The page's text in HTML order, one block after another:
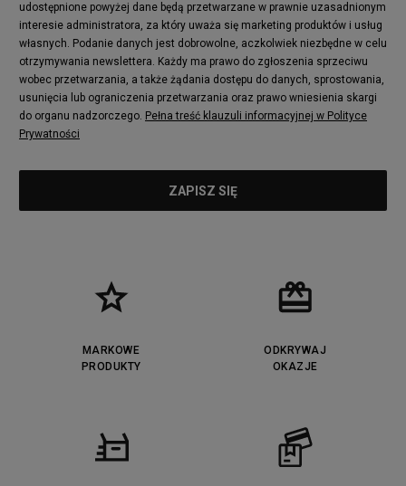
udostępnione powyżej dane będą przetwarzane w prawnie uzasadnionym
interesie administratora, za który uważa się marketing produktów i usług
własnych. Podanie danych jest dobrowolne, aczkolwiek niezbędne w celu
otrzymywania newslettera. Każdy ma prawo do zgłoszenia sprzeciwu
wobec przetwarzania, a także żądania dostępu do danych, sprostowania,
usunięcia lub ograniczenia przetwarzania oraz prawo wniesienia skargi
do organu nadzorczego. Pełna treść klauzuli informacyjnej w Polityce
Prywatności
MARKOWE
PRODUKTY
ODKRYWAJ
OKAZJE